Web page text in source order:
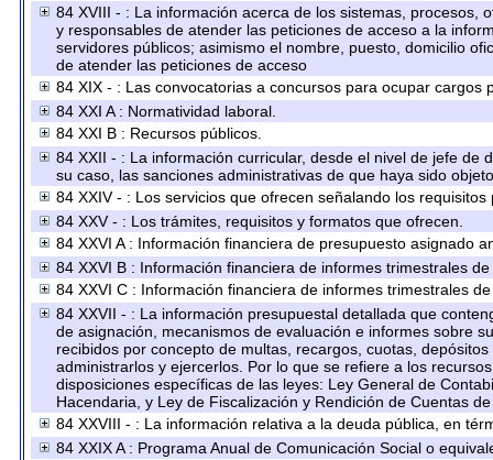
84 XVIII - : La información acerca de los sistemas, procesos,
y responsables de atender las peticiones de acceso a la
servidores públicos; asimismo el nombre, puesto, domicilio
de atender las peticiones de acceso
84 XIX - : Las convocatorias a concursos para ocupar cargos
84 XXI A : Normatividad laboral.
84 XXI B : Recursos públicos.
84 XXII - : La información curricular, desde el nivel de jefe
su caso, las sanciones administrativas de que haya sido
84 XXIV - : Los servicios que ofrecen señalando los
84 XXV - : Los trámites, requisitos y formatos que ofrecen.
84 XXVI A : Información financiera de presupuesto asignado
84 XXVI B : Información financiera de informes trimestrales
84 XXVI C : Información financiera de informes trimestrales
84 XXVII - : La información presupuestal detallada que
de asignación, mecanismos de evaluación e informes sobre
recibidos por concepto de multas, recargos, cuotas,
administrarlos y ejercerlos. Por lo que se refiere a los
disposiciones específicas de las leyes: Ley General de
Hacendaria, y Ley de Fiscalización y Rendición de Cuentas
84 XXVIII - : La información relativa a la deuda pública, en
84 XXIX A : Programa Anual de Comunicación Social o